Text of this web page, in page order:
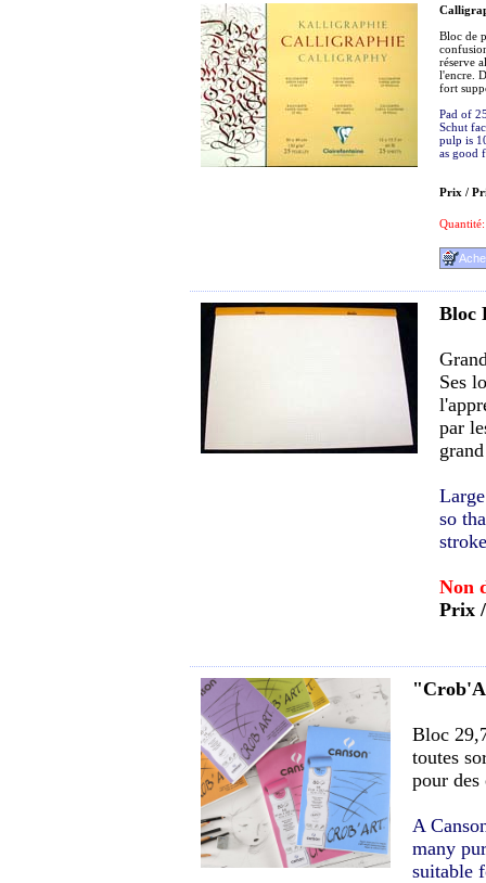
Bloc de
réserve
l'encre.
fort
Pad of
Schut
pulp is
as good
Prix /
Quantité:
Bloc
Ses
par
so
Non
Prix
Bloc
toutes
pour des
A
many
suitable